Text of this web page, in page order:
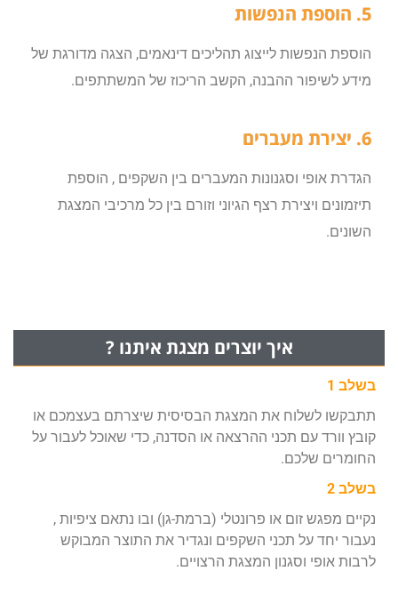
5. הוספת הנפשות
הוספת הנפשות לייצוג תהליכים דינאמים, הצגה מדורגת של
מידע לשיפור ההבנה, הקשב הריכוז של המשתתפים.
6. יצירת מעברים
הגדרת אופי וסגנונות המעברים בין השקפים , הוספת
תיזמונים ויצירת רצף הגיוני וזורם בין כל מרכיבי המצגת
השונים.
איך יוצרים מצגת איתנו ?
בשלב 1
תתבקשו לשלוח את המצגת הבסיסית שיצרתם בעצמכם או
קובץ וורד עם תכני ההרצאה או הסדנה, כדי שאוכל לעבור על
החומרים שלכם.
בשלב 2
נקיים מפגש זום או פרונטלי (ברמת-גן) ובו נתאם ציפיות ,
נעבור יחד על תכני השקפים ונגדיר את התוצר המבוקש
לרבות אופי וסגנון המצגת הרצויים.